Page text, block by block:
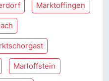
Marktoffingen
Marloffstein